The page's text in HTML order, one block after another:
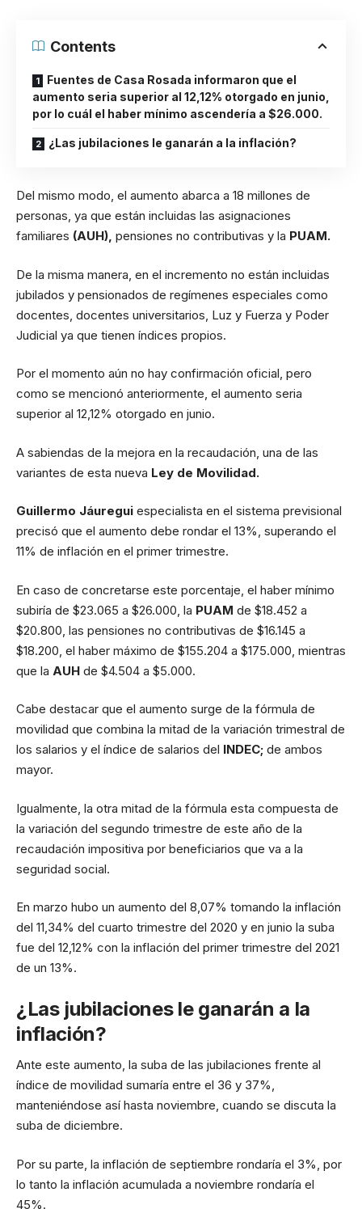
Contents
Fuentes de Casa Rosada informaron que el
aumento seria superior al 12,12% otorgado en junio,
por lo cuál el haber mínimo ascendería a $26.000.
¿Las jubilaciones le ganarán a la inflación?
Del mismo modo, el aumento abarca a 18 millones de
personas, ya que están incluidas las asignaciones
familiares (AUH), pensiones no contributivas y la PUAM.
De la misma manera, en el incremento no están incluidas
jubilados y pensionados de regímenes especiales como
docentes, docentes universitarios, Luz y Fuerza y Poder
Judicial ya que tienen índices propios.
Por el momento aún no hay confirmación oficial, pero
como se mencionó anteriormente, el aumento seria
superior al 12,12% otorgado en junio.
A sabiendas de la mejora en la recaudación, una de las
variantes de esta nueva Ley de Movilidad.
Guillermo Jáuregui especialista en el sistema previsional
precisó que el aumento debe rondar el 13%, superando el
11% de inflación en el primer trimestre.
En caso de concretarse este porcentaje, el haber mínimo
subiría de $23.065 a $26.000, la PUAM de $18.452 a
$20.800, las pensiones no contributivas de $16.145 a
$18.200, el haber máximo de $155.204 a $175.000, mientras
que la AUH de $4.504 a $5.000.
Cabe destacar que el aumento surge de la fórmula de
movilidad que combina la mitad de la variación trimestral de
los salarios y el índice de salarios del INDEC; de ambos
mayor.
Igualmente, la otra mitad de la fórmula esta compuesta de
la variación del segundo trimestre de este año de la
recaudación impositiva por beneficiarios que va a la
seguridad social.
En marzo hubo un aumento del 8,07% tomando la inflación
del 11,34% del cuarto trimestre del 2020 y en junio la suba
fue del 12,12% con la inflación del primer trimestre del 2021
de un 13%.
¿Las jubilaciones le ganarán a la
inflación?
Ante este aumento, la suba de las jubilaciones frente al
índice de movilidad sumaría entre el 36 y 37%,
manteniéndose así hasta noviembre, cuando se discuta la
suba de diciembre.
Por su parte, la inflación de septiembre rondaría el 3%, por
lo tanto la inflación acumulada a noviembre rondaría el
45%.